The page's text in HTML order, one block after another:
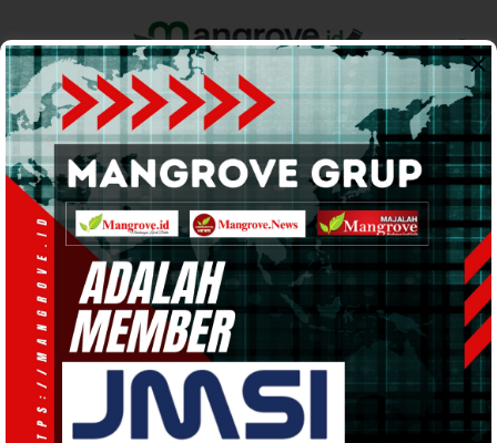
Home Pemerintahan Ekonomi & Bisnis Info Tanah Papua
Support by
Keerom